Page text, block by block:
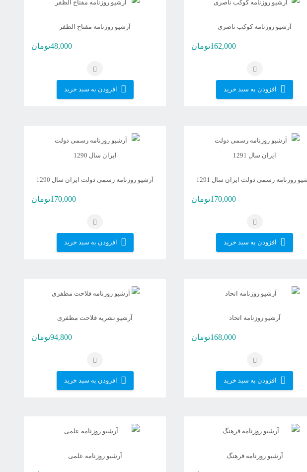
انتخاب
آرشیو روزنامه کوکب ناصری
162,000تومان
افزودن به سبد خرید
آرشیو روزنامه مفتاح الظفر
48,000تومان
افزودن به سبد خرید
روزنامه رسمی دولت ایران سال 1291
170,000تومان
افزودن به سبد خرید
آرشیو روزنامه رسمی دولت ایران سال 1290
170,000تومان
افزودن به سبد خرید
آرشیو روزنامه اتحاد
168,000تومان
افزودن به سبد خرید
آرشیو نشریه فلاحت مظفری
94,800تومان
افزودن به سبد خرید
آرشیو روزنامه فرهنگ آرشیو روزنامه علمی